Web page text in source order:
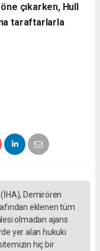
çıkarken, Hull
taraftarlarla
Demirören
eklenen tüm
olmadan ajans
yer alan hukuki
hiç bir